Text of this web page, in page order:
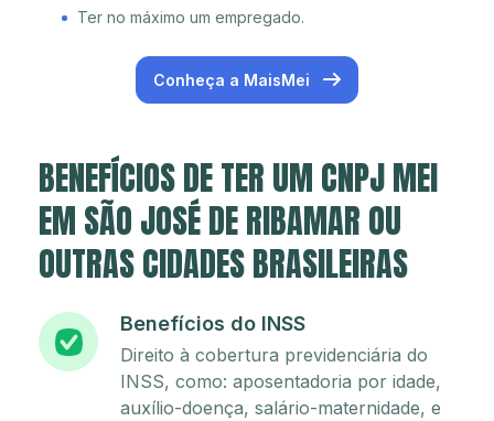
Ter no máximo um empregado.
Conheça a MaisMei
BENEFÍCIOS DE TER UM CNPJ MEI
EM SÃO JOSÉ DE RIBAMAR OU
OUTRAS CIDADES BRASILEIRAS
Benefícios do INSS
Direito à cobertura previdenciária do
INSS, como: aposentadoria por idade,
auxílio-doença, salário-maternidade, e